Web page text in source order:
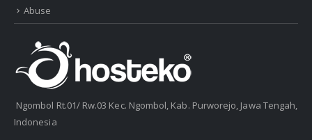
Abuse
Ngombol Rt.01/ Rw.03 Kec. Ngombol, Kab. Purworejo, Jawa Tengah,
Indonesia